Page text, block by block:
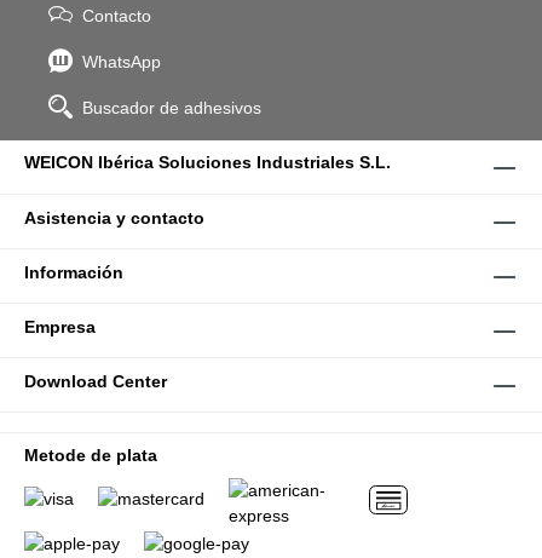
Contacto
WhatsApp
Buscador de adhesivos
WEICON Ibérica Soluciones Industriales S.L.
Asistencia y contacto
Información
Empresa
Download Center
Metode de plata